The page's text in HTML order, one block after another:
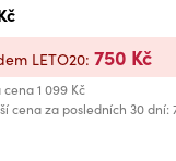
cena1 099 Kč
cena za posledních 30 dní:
LETO20: 750 Kč